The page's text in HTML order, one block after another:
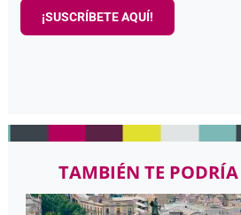
¡SUSCRÍBETE AQUÍ!
TAMBIÉN TE PODRÍA